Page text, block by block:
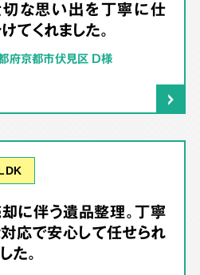
な思い出を丁寧に仕
てくれました。
府京都市伏見区 D様
に伴う遺品整理。丁寧
応で安心して任せられ
た。